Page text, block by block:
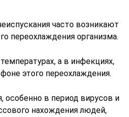
часто возникают
переохлаждения организма.
а в инфекциях,
этого переохлаждения.
особенно в период вирусов и
нахождения людей,